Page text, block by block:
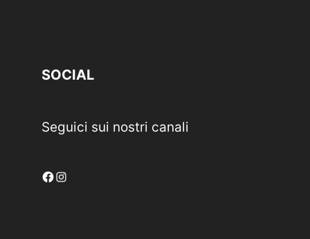
SOCIAL
Seguici sui nostri canali
Facebook